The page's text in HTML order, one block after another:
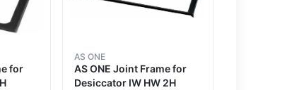
for
AS ONE
AS ONE Joint Frame for
Desiccator IW HW 2H